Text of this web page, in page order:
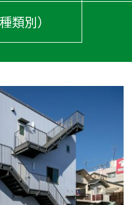
類別）